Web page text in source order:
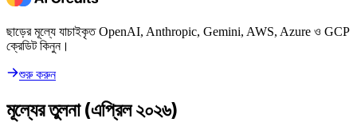
ছাড়ের মূল্যে যাচাইকৃত OpenAI, Anthropic, Gemini, AWS, Azure ও GCP
ক্রেডিট কিনুন।
শুরু করুন
মূল্যের তুলনা (এপ্রিল ২০২৬)